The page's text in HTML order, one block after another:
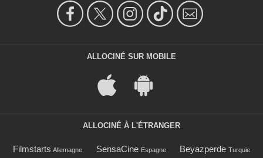
ALLOCINÉ SUR MOBILE
ALLOCINÉ À L'ÉTRANGER
Filmstarts Allemagne SensaCine Espagne Beyazperde Turquie